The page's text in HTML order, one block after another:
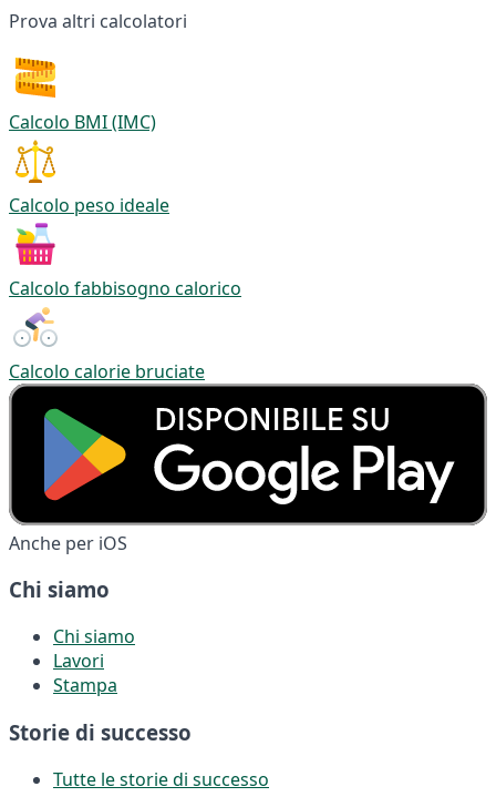
Prova altri calcolatori
Calcolo BMI (IMC)
Calcolo peso ideale
Calcolo fabbisogno calorico
Calcolo calorie bruciate
Anche per iOS
Chi siamo
Chi siamo
Lavori
Stampa
Storie di successo
Tutte le storie di successo